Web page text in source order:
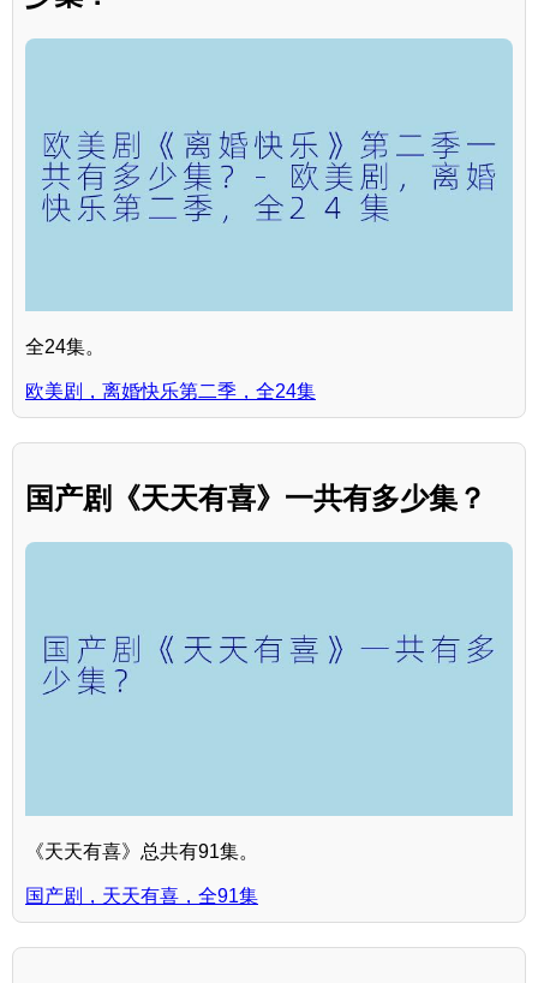
全24集。
欧美剧，离婚快乐第二季，全24集
国产剧《天天有喜》一共有多少集？
《天天有喜》总共有91集。
国产剧，天天有喜，全91集